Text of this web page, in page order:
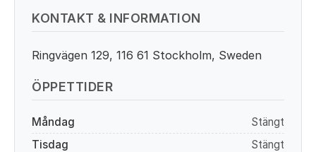
KONTAKT & INFORMATION
Ringvägen 129, 116 61 Stockholm, Sweden
ÖPPETTIDER
Måndag
Stängt
Tisdag
Stängt